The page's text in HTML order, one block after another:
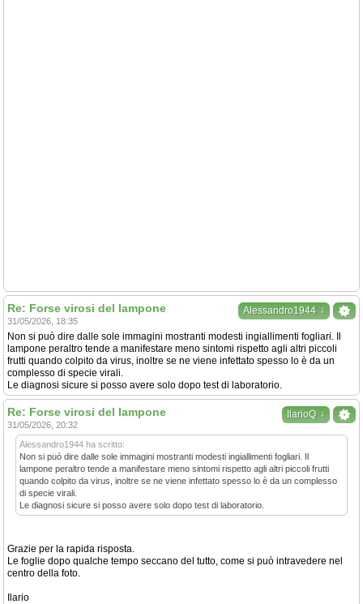
Alessandro1944 ↓
Re: Forse virosi del lampone
31/05/2026, 18:35
Non si può dire dalle sole immagini mostranti modesti ingiallimenti fogliari. Il
lampone peraltro tende a manifestare meno sintomi rispetto agli altri piccoli
frutti quando colpito da virus, inoltre se ne viene infettato spesso lo è da un
complesso di specie virali.
Le diagnosi sicure si posso avere solo dopo test di laboratorio.
IlarioQ ↓
Re: Forse virosi del lampone
31/05/2026, 20:32
Alessandro1944 ha scritto:
Non si può dire dalle sole immagini mostranti modesti ingiallimenti fogliari. Il
lampone peraltro tende a manifestare meno sintomi rispetto agli altri piccoli frutti
quando colpito da virus, inoltre se ne viene infettato spesso lo è da un complesso
di specie virali.
Le diagnosi sicure si posso avere solo dopo test di laboratorio.
Grazie per la rapida risposta.
Le foglie dopo qualche tempo seccano del tutto, come si può intravedere nel
centro della foto.
Ilario